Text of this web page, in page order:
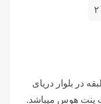
۲
طبقه هفتم از یک آپارتمان ۹طبقه در بلوار دریای